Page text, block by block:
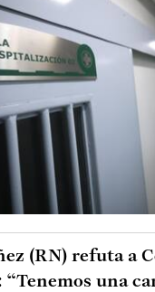
(RN) refuta a
“Tenemos una